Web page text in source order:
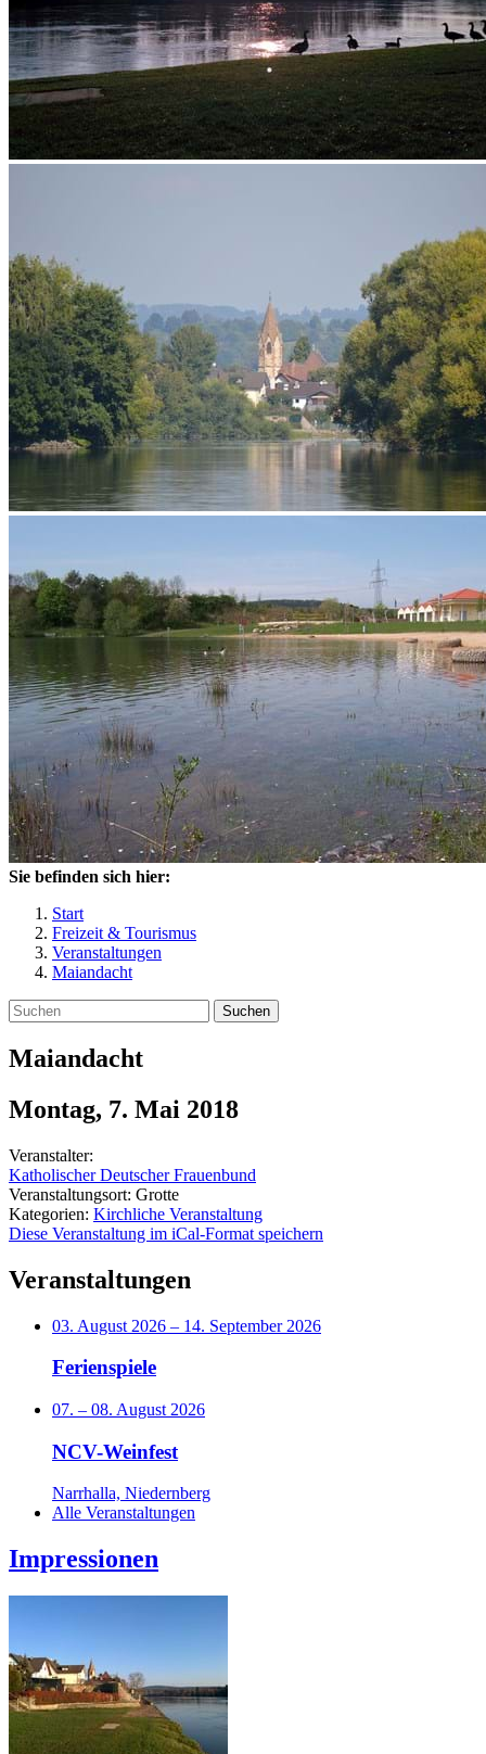
Sie befinden sich hier:
Start
Freizeit & Tourismus
Veranstaltungen
Maiandacht
Suchen
Maiandacht
Montag, 7. Mai 2018
Veranstalter:
Katholischer Deutscher Frauenbund
Veranstaltungsort: Grotte
Kategorien: Kirchliche Veranstaltung
Diese Veranstaltung im iCal-Format speichern
Veranstaltungen
03. August 2026 – 14. September 2026
Ferienspiele
07. – 08. August 2026
NCV-Weinfest
Narrhalla, Niedernberg
Alle Veranstaltungen
Impressionen